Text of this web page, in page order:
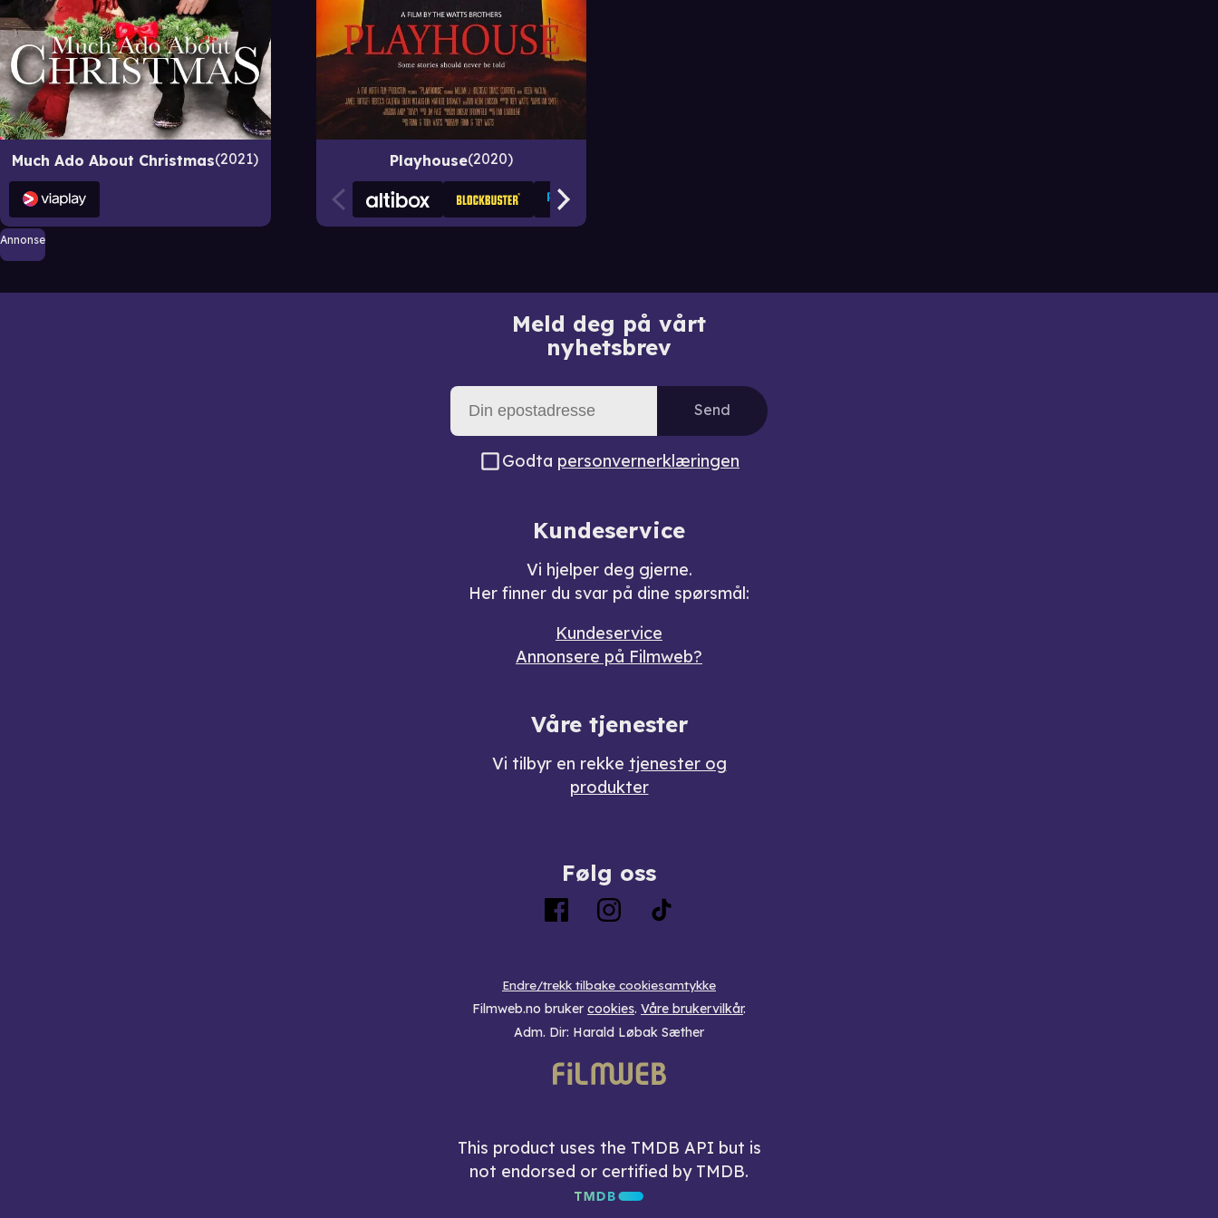
Much Ado About Christmas 2021 Playhouse 2020
Annonse
Meld deg på vårt
nyhetsbrev
Send
Godta personvernerklæringen
Kundeservice
Vi hjelper deg gjerne.
Her finner du svar på dine spørsmål:
Kundeservice
Annonsere på Filmweb?
Våre tjenester
Vi tilbyr en rekke tjenester og
produkter
Følg oss
Endre/trekk tilbake cookiesamtykke
Filmweb.no bruker cookies. Våre brukervilkår.
Adm. Dir: Harald Løbak Sæther
This product uses the TMDB API but is
not endorsed or certified by TMDB.